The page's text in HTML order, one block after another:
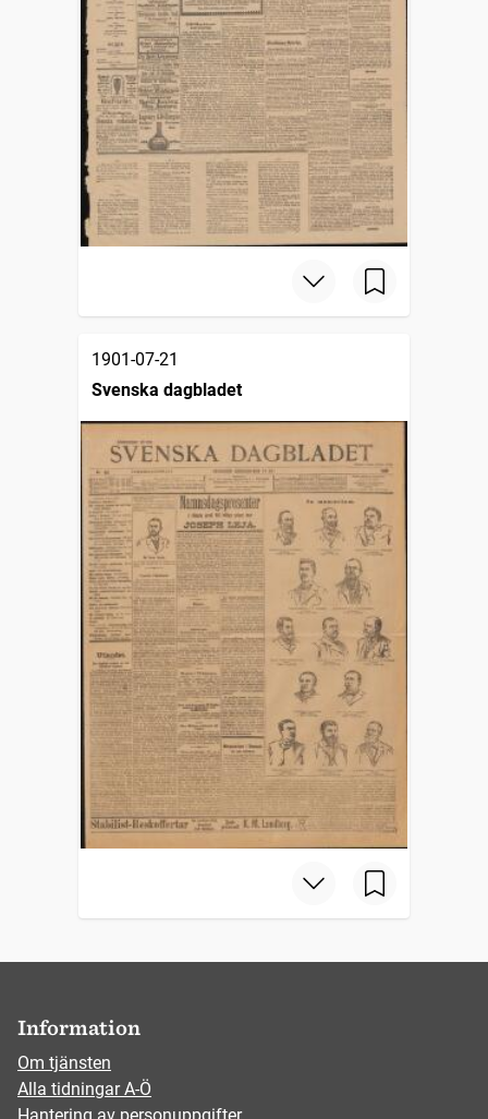
1901-07-21
Svenska dagbladet
Information
Om tjänsten
Alla tidningar A-Ö